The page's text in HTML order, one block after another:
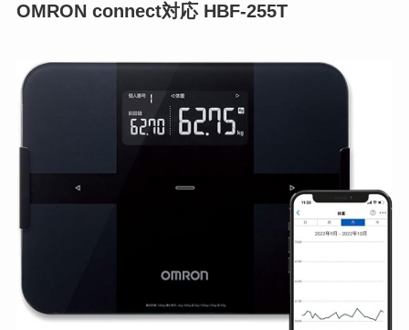
OMRON connect対応 HBF-255T